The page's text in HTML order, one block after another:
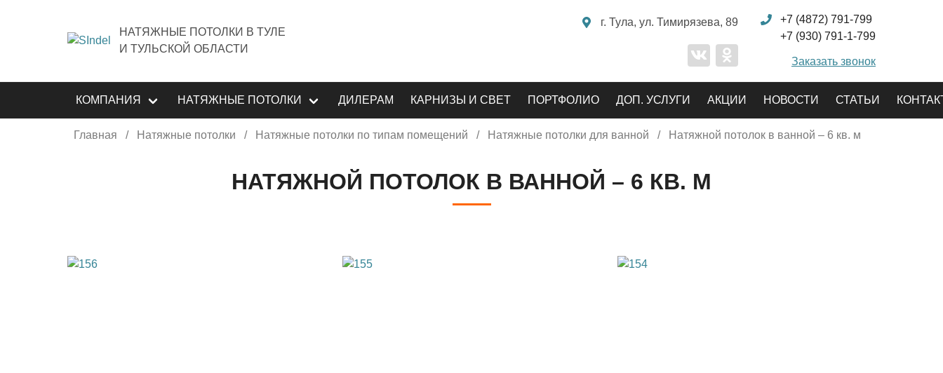
НАТЯЖНЫЕ ПОТОЛКИ В ТУЛЕ
И ТУЛЬСКОЙ ОБЛАСТИ
г. Тула, ул. Тимирязева, 89
+7 (4872) 791-799
+7 (930) 791-1-799
Заказать звонок
КОМПАНИЯ НАТЯЖНЫЕ ПОТОЛКИ ДИЛЕРАМ КАРНИЗЫ И СВЕТ ПОРТФОЛИО ДОП. УСЛУГИ АКЦИИ НОВОСТИ СТАТЬИ
Главная Натяжные потолки Натяжные потолки по типам помещений Натяжные потолки для ванной Натяжной потолок в ванной – 6 кв. м
НАТЯЖНОЙ ПОТОЛОК В ВАННОЙ – 6 КВ. М